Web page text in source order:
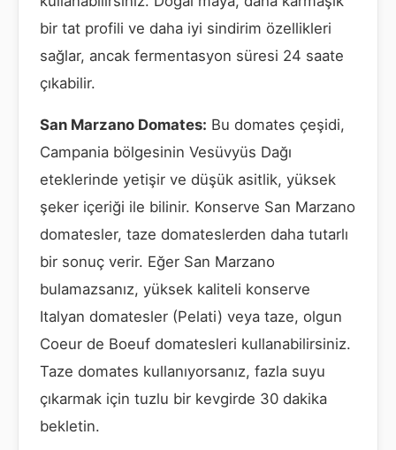
bir tat profili ve daha iyi sindirim özellikleri
sağlar, ancak fermentasyon süresi 24 saate
çıkabilir.
San Marzano Domates: Bu domates çeşidi,
Campania bölgesinin Vesüvyüs Dağı
eteklerinde yetişir ve düşük asitlik, yüksek
şeker içeriği ile bilinir. Konserve San Marzano
domatesler, taze domateslerden daha tutarlı
bir sonuç verir. Eğer San Marzano
bulamazsanız, yüksek kaliteli konserve
Italyan domatesler (Pelati) veya taze, olgun
Coeur de Boeuf domatesleri kullanabilirsiniz.
Taze domates kullanıyorsanız, fazla suyu
çıkarmak için tuzlu bir kevgirde 30 dakika
bekletin.